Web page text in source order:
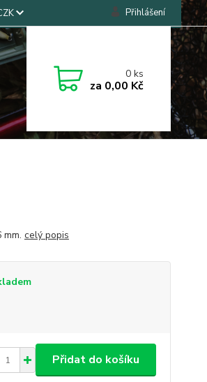
Přihlášení
0ks
za 0,00 Kč
celý popis
Přidat do košíku